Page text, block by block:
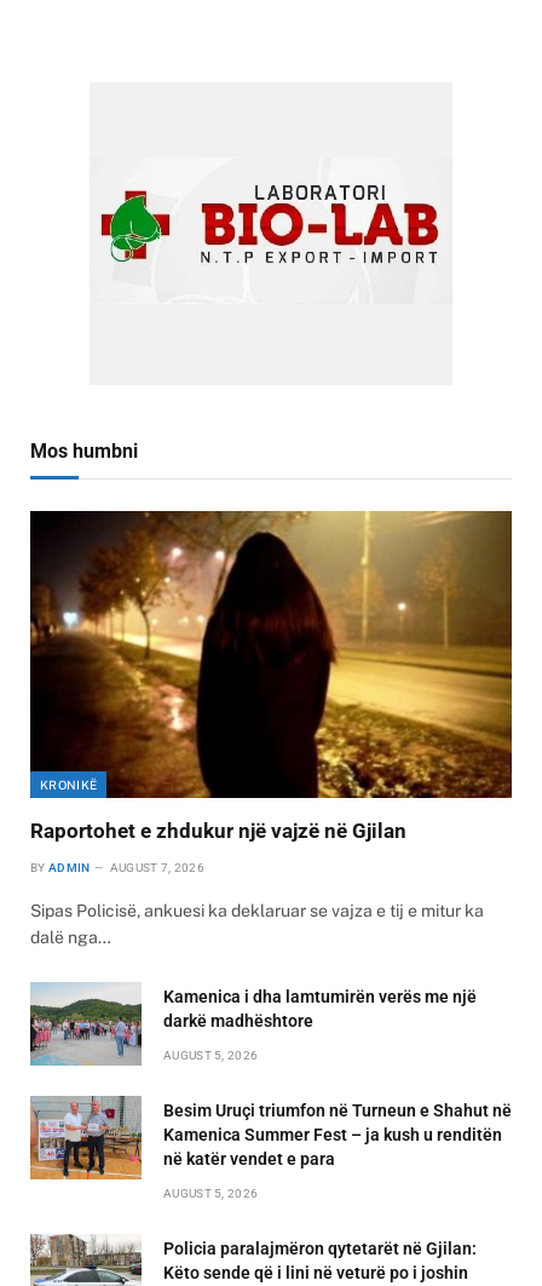
Mos humbni
KRONIKË
Raportohet e zhdukur një vajzë në Gjilan
BY ADMIN AUGUST 7, 2026
Sipas Policisë, ankuesi ka deklaruar se vajza e tij e mitur ka
dalë nga…
Kamenica i dha lamtumirën verës me një
darkë madhështore
AUGUST 5, 2026
Besim Uruçi triumfon në Turneun e Shahut në
Kamenica Summer Fest – ja kush u renditën
në katër vendet e para
AUGUST 5, 2026
Policia paralajmëron qytetarët në Gjilan:
Këto sende që i lini në veturë po i joshin